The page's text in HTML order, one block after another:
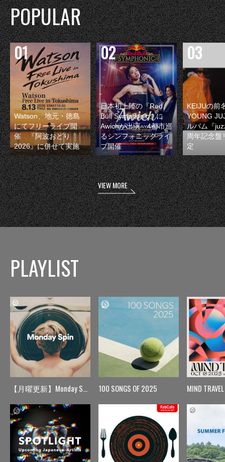
POPULAR
Watson、地元・徳島
にてフリーライブ開
催 『阿波おどり
2026』に併せて実施
日本初上陸の『Red
Bull Symphonic』に
Awichが出演 4都市巡
るシンフォニックライ
ブ開催
KEIJUの前
YOUNG
ルバム『
周年記念盤
定
VIEW MORE
PLAYLIST
【月曜更新】Monday Spin 100 SONGS OF 2025 MIND TRAVEL